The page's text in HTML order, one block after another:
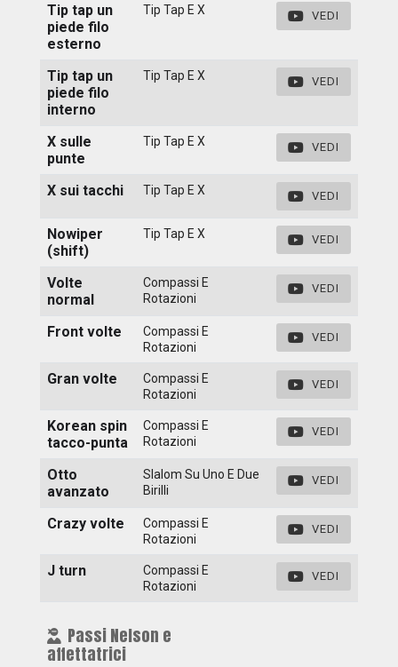
Tip tap un
piede filo
esterno
Tip Tap E X VEDI
Tip tap un
piede filo
interno
Tip Tap E X VEDI
X sulle
punte
Tip Tap E X VEDI
X sui tacchi Tip Tap E X VEDI
Nowiper
(shift)
Tip Tap E X VEDI
Volte
normal
Compassi E
Rotazioni
VEDI
Front volte
Compassi E
Rotazioni
VEDI
Gran volte
Compassi E
Rotazioni
VEDI
Korean spin
tacco-punta
Compassi E
Rotazioni
VEDI
Otto
avanzato
Slalom Su Uno E Due
Birilli
VEDI
Crazy volte
Compassi E
Rotazioni
VEDI
J turn
Compassi E
Rotazioni
VEDI
Passi Nelson e
affettatrici